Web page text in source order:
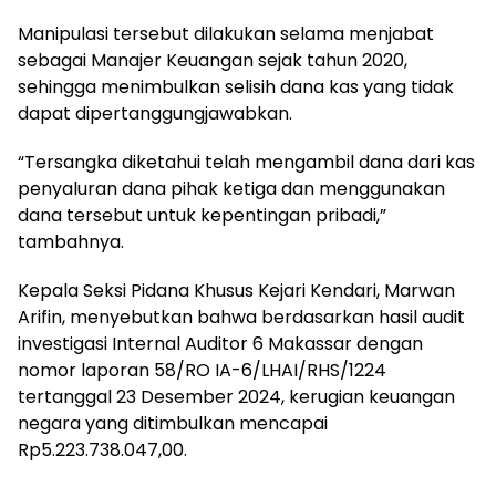
Manipulasi tersebut dilakukan selama menjabat
sebagai Manajer Keuangan sejak tahun 2020,
sehingga menimbulkan selisih dana kas yang tidak
dapat dipertanggungjawabkan.
“Tersangka diketahui telah mengambil dana dari kas
penyaluran dana pihak ketiga dan menggunakan
dana tersebut untuk kepentingan pribadi,”
tambahnya.
Kepala Seksi Pidana Khusus Kejari Kendari, Marwan
Arifin, menyebutkan bahwa berdasarkan hasil audit
investigasi Internal Auditor 6 Makassar dengan
nomor laporan 58/RO IA-6/LHAI/RHS/1224
tertanggal 23 Desember 2024, kerugian keuangan
negara yang ditimbulkan mencapai
Rp5.223.738.047,00.